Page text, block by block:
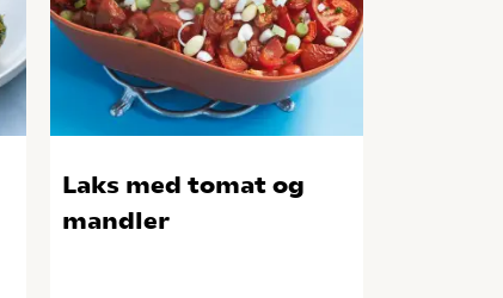
Laks med tomat og
mandler